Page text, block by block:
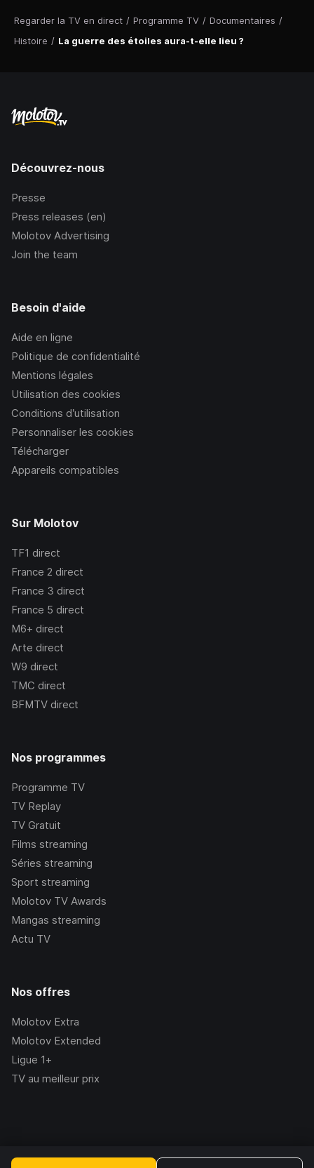
Regarder la TV en direct / Programme TV / Documentaires /
Histoire / La guerre des étoiles aura-t-elle lieu ?
Découvrez-nous
Presse
Press releases (en)
Molotov Advertising
Join the team
Besoin d'aide
Aide en ligne
Politique de confidentialité
Mentions légales
Utilisation des cookies
Conditions d’utilisation
Personnaliser les cookies
Télécharger
Appareils compatibles
Sur Molotov
TF1 direct
France 2 direct
France 3 direct
France 5 direct
M6+ direct
Arte direct
W9 direct
TMC direct
BFMTV direct
Nos programmes
Programme TV
TV Replay
TV Gratuit
Films streaming
Séries streaming
Sport streaming
Molotov TV Awards
Mangas streaming
Actu TV
Nos offres
Molotov Extra
Molotov Extended
Ligue 1+
TV au meilleur prix
2.228.1